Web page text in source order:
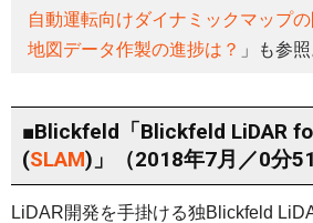
自動運転向けダイナミックマップ
地図データ作製の進捗は？ 」も参照
■Blickfeld「Blickfeld LiDAR
(SLAM)」（2018年7月／0分51
LiDAR開発を手掛ける独Blickfeld